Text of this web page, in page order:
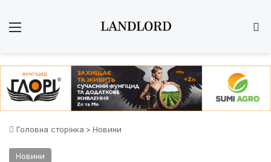
Головна сторінка > Новини
Новини